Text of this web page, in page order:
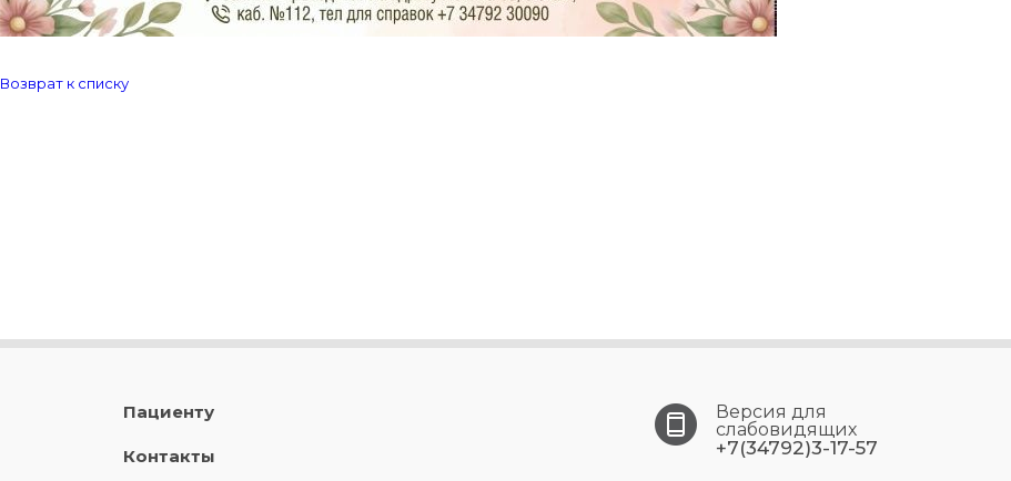
Возврат к списку
Пациенту
Контакты
Версия для
слабовидящих
+7(34792)3-17-57